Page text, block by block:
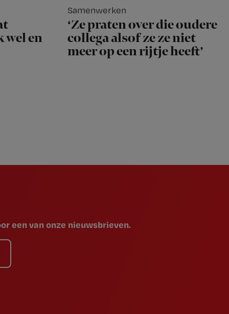
wel en
Samenwerken
‘Ze praten over die oudere
collega alsof ze ze niet
meer op een rijtje heeft’
een van onze nieuwsbrieven.